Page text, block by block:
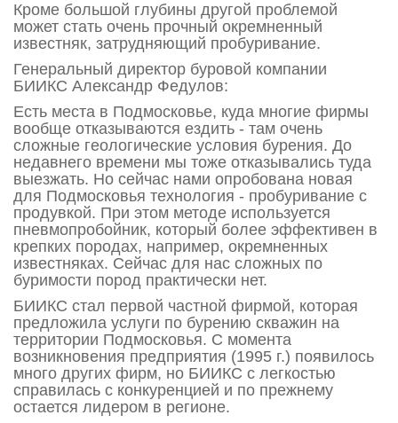
Кроме большой глубины другой проблемой
может стать очень прочный окремненный
известняк, затрудняющий пробуривание.
Генеральный директор буровой компании
БИИКС Александр Федулов:
Есть места в Подмосковье, куда многие фирмы
вообще отказываются ездить - там очень
сложные геологические условия бурения. До
недавнего времени мы тоже отказывались туда
выезжать. Но сейчас нами опробована новая
для Подмосковья технология - пробуривание с
продувкой. При этом методе используется
пневмопробойник, который более эффективен в
крепких породах, например, окремненных
известняках. Сейчас для нас сложных по
буримости пород практически нет.
БИИКС стал первой частной фирмой, которая
предложила услуги по бурению скважин на
территории Подмосковья. С момента
возникновения предприятия (1995 г.) появилось
много других фирм, но БИИКС с легкостью
справилась с конкуренцией и по прежнему
остается лидером в регионе.